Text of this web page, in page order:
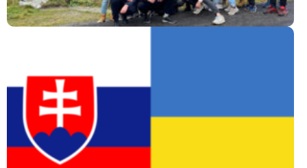
*С вами в ближайшее время свяжется один из наших
менеджеров